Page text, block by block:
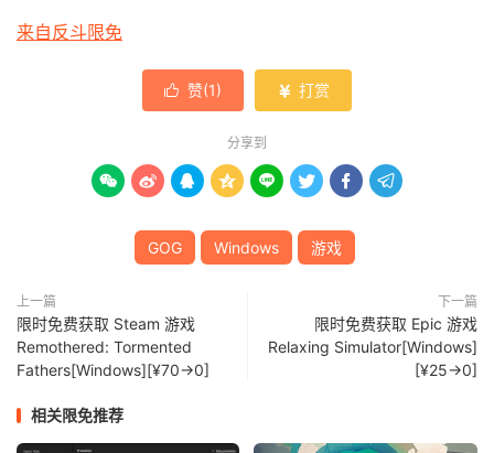
来自反斗限免
 赞(1)  打赏
分享到
       
GOG Windows 游戏
上一篇
限时免费获取 Steam 游戏
Remothered: Tormented
Fathers[Windows][¥70→0]
下一篇
限时免费获取 Epic 游戏
Relaxing Simulator[Windows]
[¥25→0]
相关限免推荐